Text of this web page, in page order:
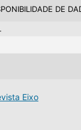
DE
Eixo